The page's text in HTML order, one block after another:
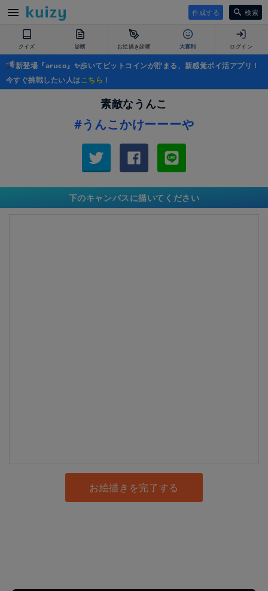
作成する 検索
クイズ 診断 お絵描き診断 大喜利 ログイン
新登場『aruco』✨歩いてビットコインが貯まる、新感覚ポイ活アプリ！
今すぐ挑戦したい人はこちら ！
素敵なうんこ
#うんこかけーーーや
下のキャンバスに描いてください
お絵描きを完了する